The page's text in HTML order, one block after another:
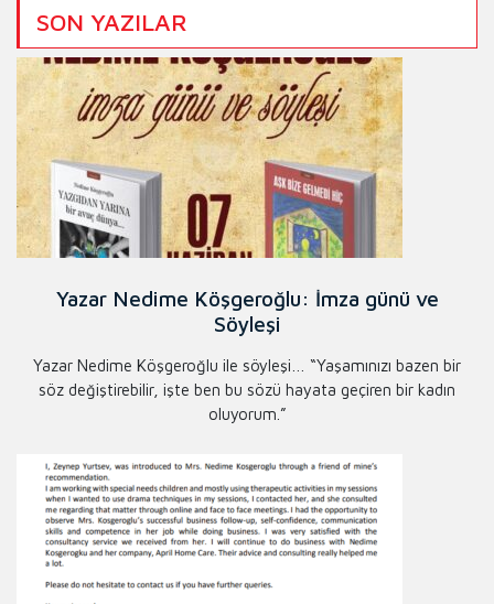
SON YAZILAR
Yazar Nedime Köşgeroğlu: İmza günü ve
Söyleşi
Yazar Nedime Köşgeroğlu ile söyleşi… “Yaşamınızı bazen bir
söz değiştirebilir, işte ben bu sözü hayata geçiren bir kadın
oluyorum.”